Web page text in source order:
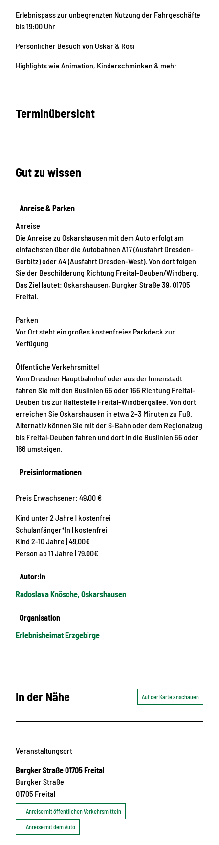
Erlebnispass zur unbegrenzten Nutzung der Fahrgeschäfte
bis 19:00 Uhr
Persönlicher Besuch von Oskar & Rosi
Highlights wie Animation, Kinderschminken & mehr
Terminübersicht
Gut zu wissen
Anreise & Parken
Anreise
Die Anreise zu Oskarshausen mit dem Auto erfolgt am
einfachsten über die Autobahnen A17 (Ausfahrt Dresden-
Gorbitz) oder A4 (Ausfahrt Dresden-West). Von dort folgen
Sie der Beschilderung Richtung Freital-Deuben/Windberg.
Das Ziel lautet: Oskarshausen, Burgker Straße 39, 01705
Freital.
Parken
Vor Ort steht ein großes kostenfreies Parkdeck zur
Verfügung
Öffentliche Verkehrsmittel
Vom Dresdner Hauptbahnhof oder aus der Innenstadt
fahren Sie mit den Buslinien 66 oder 166 Richtung Freital-
Deuben bis zur Haltestelle Freital-Windbergallee. Von dort
erreichen Sie Oskarshausen in etwa 2–3 Minuten zu Fuß.
Alternativ können Sie mit der S-Bahn oder dem Regionalzug
bis Freital-Deuben fahren und dort in die Buslinien 66 oder
166 umsteigen.
Preisinformationen
Preis Erwachsener: 49,00 €
Kind unter 2 Jahre | kostenfrei
Schulanfänger*In | kostenfrei
Kind 2-10 Jahre | 49,00€
Person ab 11 Jahre | 79,00€
Autor:in
Radoslava Knösche, Oskarshausen
Organisation
Erlebnisheimat Erzgebirge
In der Nähe Auf der Karte anschauen
Veranstaltungsort
Burgker Straße 01705 Freital
Burgker Straße
01705 Freital
Anreise mit öffentlichen Verkehrsmitteln
Anreise mit dem Auto